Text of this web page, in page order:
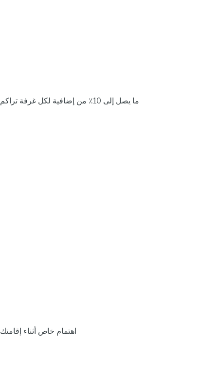
ما يصل إلى 10٪ من إضافية لكل غرفة تراكم
اهتمام خاص أثناء إقامتك